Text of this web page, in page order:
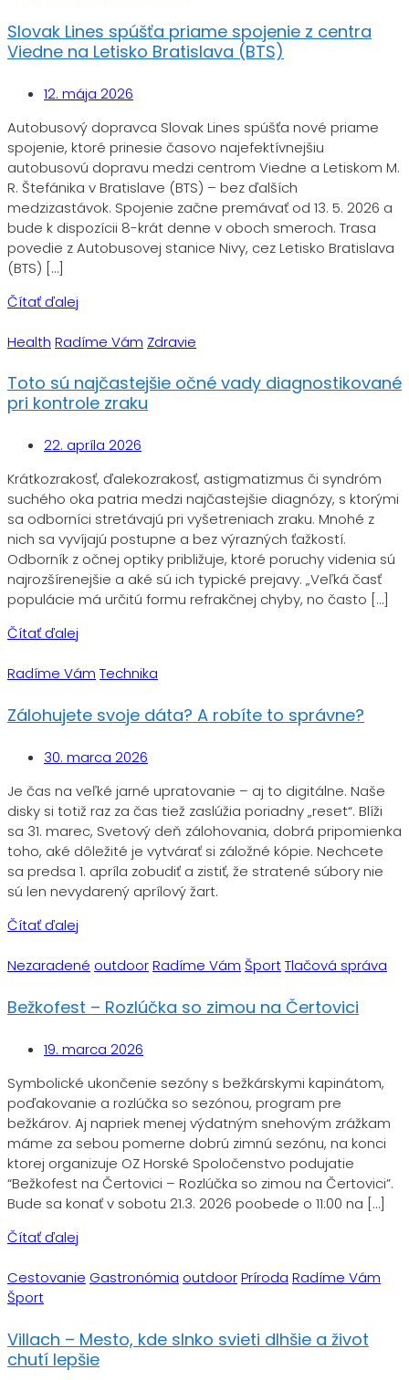
Slovak Lines spúšťa priame spojenie z centra
Viedne na Letisko Bratislava (BTS)
12. mája 2026
Autobusový dopravca Slovak Lines spúšťa nové priame
spojenie, ktoré prinesie časovo najefektívnejšiu
autobusovú dopravu medzi centrom Viedne a Letiskom M.
R. Štefánika v Bratislave (BTS) – bez ďalších
medzizastávok. Spojenie začne premávať od 13. 5. 2026 a
bude k dispozícii 8-krát denne v oboch smeroch. Trasa
povedie z Autobusovej stanice Nivy, cez Letisko Bratislava
(BTS) […]
Čítať ďalej
Health Radíme Vám Zdravie
Toto sú najčastejšie očné vady diagnostikované
pri kontrole zraku
22. apríla 2026
Krátkozrakosť, ďalekozrakosť, astigmatizmus či syndróm
suchého oka patria medzi najčastejšie diagnózy, s ktorými
sa odborníci stretávajú pri vyšetreniach zraku. Mnohé z
nich sa vyvíjajú postupne a bez výrazných ťažkostí.
Odborník z očnej optiky približuje, ktoré poruchy videnia sú
najrozšírenejšie a aké sú ich typické prejavy. „Veľká časť
populácie má určitú formu refrakčnej chyby, no často […]
Čítať ďalej
Radíme Vám Technika
Zálohujete svoje dáta? A robíte to správne?
30. marca 2026
Je čas na veľké jarné upratovanie – aj to digitálne. Naše
disky si totiž raz za čas tiež zaslúžia poriadny „reset“. Blíži
sa 31. marec, Svetový deň zálohovania, dobrá pripomienka
toho, aké dôležité je vytvárať si záložné kópie. Nechcete
sa predsa 1. apríla zobudiť a zistiť, že stratené súbory nie
sú len nevydarený aprílový žart.
Čítať ďalej
Nezaradené outdoorRadíme Vám ŠportTlačová správa
Bežkofest – Rozlúčka so zimou na Čertovici
19. marca 2026
Symbolické ukončenie sezóny s bežkárskymi kapinátom,
poďakovanie a rozlúčka so sezónou, program pre
bežkárov. Aj napriek menej výdatným snehovým zrážkam
máme za sebou pomerne dobrú zimnú sezónu, na konci
ktorej organizuje OZ Horské Spoločenstvo podujatie
“Bežkofest na Čertovici – Rozlúčka so zimou na Čertovici”.
Bude sa konať v sobotu 21.3. 2026 poobede o 11:00 na […]
Čítať ďalej
Cestovanie Gastronómia outdoorPríroda Radíme Vám
Šport
Villach – Mesto, kde slnko svieti dlhšie a život
chutí lepšie